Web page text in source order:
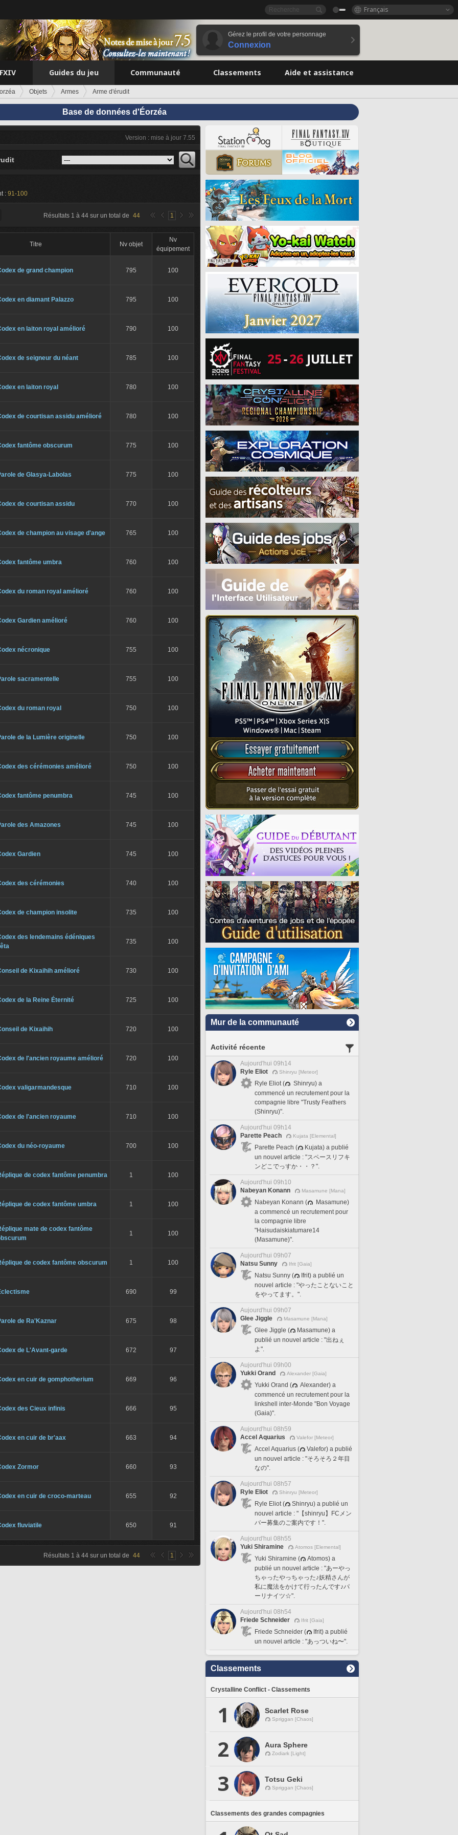
Français
Gérez le profil de votre personnage
Connexion
Guides du jeu Communauté Classements Aide et assistance
Objets Armes Arme d'érudit
Base de données d'Éorzéa
Version : mise à jour 7.55
: 91-100
Résultats 1 à 44 sur un total de 44 1
Titre Nv objet
Nv
équipement
de grand champion 795 100
en diamant Palazzo 795 100
en laiton royal amélioré 790 100
de seigneur du néant 785 100
en laiton royal 780 100
de courtisan assidu amélioré 780 100
fantôme obscurum 775 100
de Glasya-Labolas 775 100
de courtisan assidu 770 100
de champion au visage d'ange 765 100
fantôme umbra 760 100
du roman royal amélioré 760 100
Gardien amélioré 760 100
nécronique 755 100
sacramentelle 755 100
du roman royal 750 100
de la Lumière originelle 750 100
des cérémonies amélioré 750 100
fantôme penumbra 745 100
des Amazones 745 100
Gardien 745 100
des cérémonies 740 100
de champion insolite 735 100
des lendemains édéniques
735 100
de Kixaihih amélioré 730 100
de la Reine Éternité 725 100
de Kixaihih 720 100
de l'ancien royaume amélioré 720 100
valigarmandesque 710 100
de l'ancien royaume 710 100
du néo-royaume 700 100
de codex fantôme penumbra 1 100
de codex fantôme umbra 1 100
mate de codex fantôme
1 100
de codex fantôme obscurum 1 100
690 99
de Ra'Kaznar 675 98
de L'Avant-garde 672 97
en cuir de gomphotherium 669 96
des Cieux infinis 666 95
en cuir de br'aax 663 94
Zormor 660 93
en cuir de croco-marteau 655 92
fluviatile 650 91
Résultats 1 à 44 sur un total de 44 1
Mur de la communauté
Activité récente
Aujourd'hui 09h14
Ryle Eliot
Shinryu [Meteor]
Ryle Eliot (
Shinryu) a
commencé un recrutement pour la
compagnie libre "Trusty Feathers
(Shinryu)".
Aujourd'hui 09h14
Parette Peach
Kujata [Elemental]
Parette Peach (
Kujata) a publié
un nouvel article : "スペースリフキ
ンどこでっすか・・？".
Aujourd'hui 09h10
Nabeyan Konann
Masamune [Mana]
Nabeyan Konann (
Masamune)
a commencé un recrutement pour
la compagnie libre
"Haisudaiskiatumare14
(Masamune)".
Aujourd'hui 09h07
Natsu Sunny
Ifrit [Gaia]
Natsu Sunny (
Ifrit) a publié un
nouvel article : "やったことないこと
をやってます。".
Aujourd'hui 09h07
Glee Jiggle
Masamune [Mana]
Glee Jiggle (
Masamune) a
publié un nouvel article : "出ねぇ
よ".
Aujourd'hui 09h00
Yukki Orand
Alexander [Gaia]
Yukki Orand (
Alexander) a
commencé un recrutement pour la
linkshell inter-Monde "Bon Voyage
(Gaia)".
Aujourd'hui 08h59
Accel Aquarius
Valefor [Meteor]
Accel Aquarius (
Valefor) a publié
un nouvel article : "そろそろ２年目
なの".
Aujourd'hui 08h57
Ryle Eliot
Shinryu [Meteor]
Ryle Eliot (
Shinryu) a publié un
nouvel article : "【shinryu】FCメン
バー募集のご案内です！".
Aujourd'hui 08h55
Yuki Shiramine
Atomos [Elemental]
Yuki Shiramine (
Atomos) a
publié un nouvel article : "あーやっ
ちゃったやっちゃった♪妖精さんが
私に魔法をかけて行ったんです♪パ
ーリナイツ☆".
Aujourd'hui 08h54
Friede Schneider
Ifrit [Gaia]
Friede Schneider (
Ifrit) a publié
un nouvel article : "あっついね〜".
Classements
Crystalline Conflict - Classements
1 Scarlet Rose
Spriggan [Chaos]
2 Aura Sphere
Zodiark [Light]
3 Totsu Geki
Spriggan [Chaos]
Classements des grandes compagnies